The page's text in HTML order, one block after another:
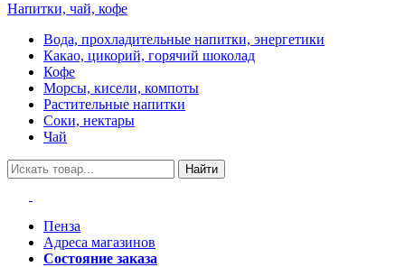
Напитки, чай, кофе
Вода, прохладительные напитки, энергетики
Какао, цикорий, горячий шоколад
Кофе
Морсы, кисели, компоты
Растительные напитки
Соки, нектары
Чай
Найти
Пенза
Адреса магазинов
Состояние заказа